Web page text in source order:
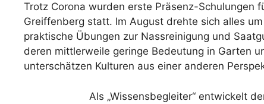
Trotz Corona wurden erste Präsenz-Schulungen
Greiffenberg statt. Im August drehte sich alles
praktische Übungen zur Nassreinigung und
deren mittlerweile geringe Bedeutung in Garten
unterschätzen Kulturen aus einer anderen
Als „Wissensbegleiter“ entwickelt